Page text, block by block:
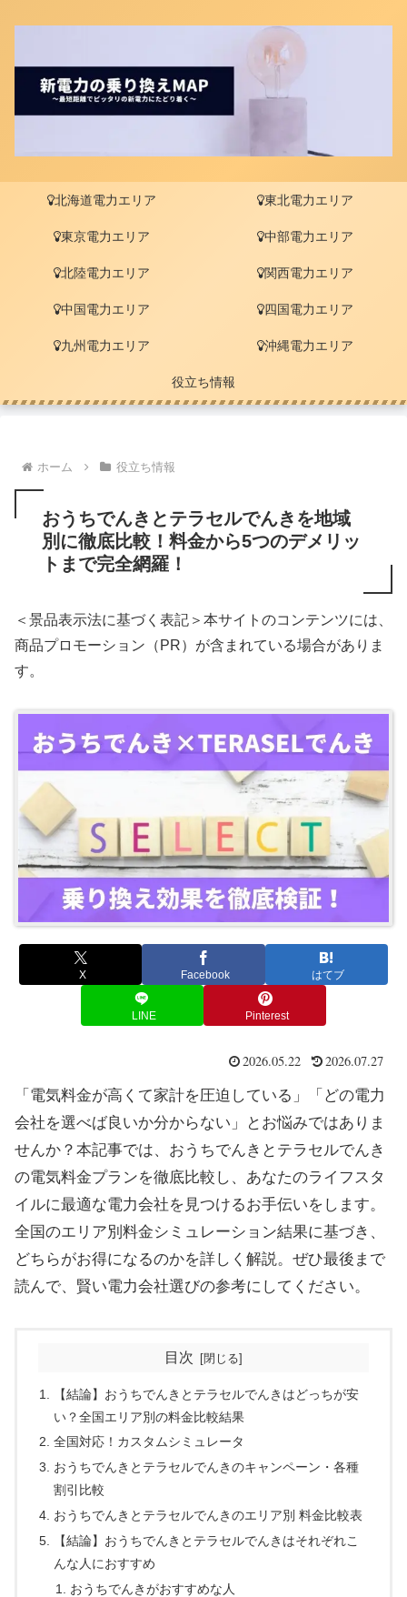
北海道電力エリア 東北電力エリア
東京電力エリア 中部電力エリア
北陸電力エリア 関西電力エリア
中国電力エリア 四国電力エリア
九州電力エリア 沖縄電力エリア
役立ち情報
ホーム 役立ち情報
おうちでんきとテラセルでんきを地域
別に徹底比較！料金から5つのデメリッ
トまで完全網羅！
＜景品表示法に基づく表記＞本サイトのコンテンツには、
商品プロモーション（PR）が含まれている場合がありま
す。
X Facebook はてブ
LINE Pinterest
2026.05.22
2026.07.27
「電気料金が高くて家計を圧迫している」「どの電力
会社を選べば良いか分からない」とお悩みではありま
せんか？本記事では、おうちでんきとテラセルでんき
の電気料金プランを徹底比較し、あなたのライフスタ
イルに最適な電力会社を見つけるお手伝いをします。
全国のエリア別料金シミュレーション結果に基づき、
どちらがお得になるのかを詳しく解説。ぜひ最後まで
読んで、賢い電力会社選びの参考にしてください。
目次
【結論】おうちでんきとテラセルでんきはどっちが安
い？全国エリア別の料金比較結果
全国対応！カスタムシミュレータ
おうちでんきとテラセルでんきのキャンペーン・各種
割引比較
おうちでんきとテラセルでんきのエリア別 料金比較表
【結論】おうちでんきとテラセルでんきはそれぞれこ
んな人におすすめ
おうちでんきがおすすめな人